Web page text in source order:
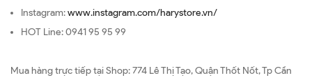
Instagram:www.instagram.com/harystore.vn/
HOT Line: 0941 95 95 99
Mua hàng trực tiếp tại Shop: 774 Lê Thị Tạo, Quận Thốt Nốt, Tp Cần